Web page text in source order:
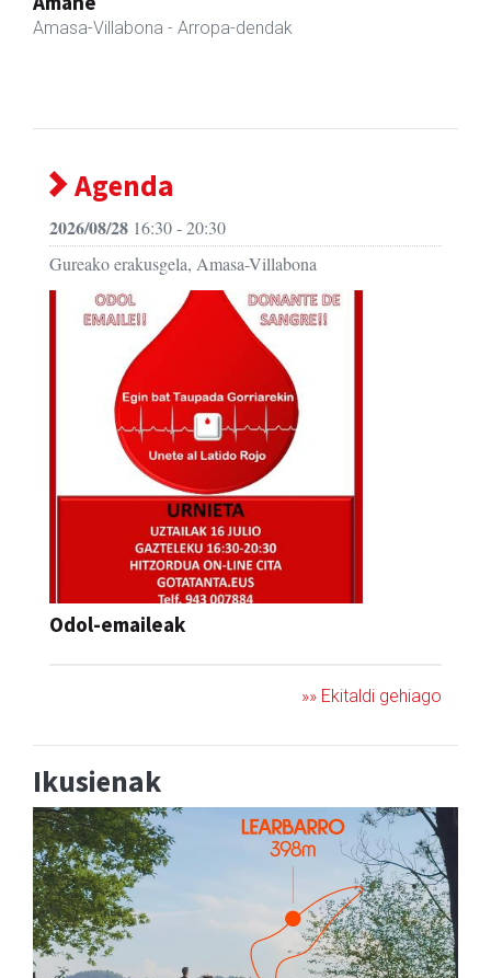
Amasa-Villabona - Hezkuntza
Agenda
2026/08/28 16:30 - 20:30
Gureako erakusgela, Amasa-Villabona
Odol-emaileak
»» Ekitaldi gehiago
Ikusienak